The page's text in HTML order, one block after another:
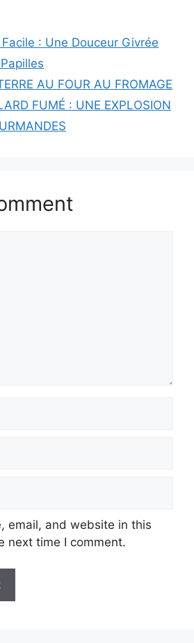
: Une Douceur Givrée
AU FOUR AU FROMAGE
FUMÉ : UNE EXPLOSION
email, and website in this
next time I comment.